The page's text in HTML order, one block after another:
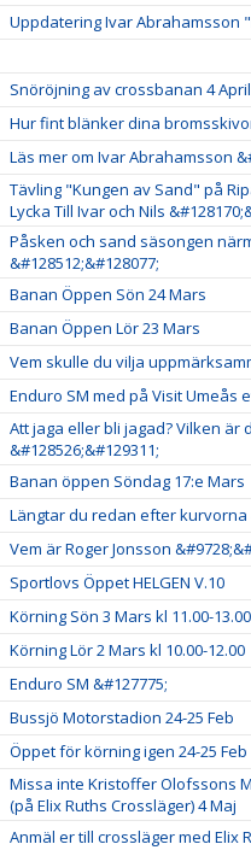
Uppdatering Ivar Abrahamsson
Snöröjning av crossbanan 4 April
Hur fint blänker dina
Läs mer om Ivar Abrahamsson
Tävling "Kungen av Sand" på
Lycka Till Ivar och Nils
Påsken och sand säsongen
&#128512;&#128077;
Banan Öppen Sön 24 Mars
Banan Öppen Lör 23 Mars
Vem skulle du vilja
Enduro SM med på Visit Umeås
Att jaga eller bli jagad? Vilken är
&#128526;&#129311;
Banan öppen Söndag 17:e Mars
Längtar du redan efter kurvorna
Vem är Roger Jonsson
Sportlovs Öppet HELGEN V.10
Körning Sön 3 Mars kl 11.00-13.00
Körning Lör 2 Mars kl 10.00-12.00
Enduro SM &#127775;
Bussjö Motorstadion 24-25 Feb
Öppet för körning igen 24-25 Feb
Missa inte Kristoffer Olofssons
(på Elix Ruths Crossläger) 4 Maj
Anmäl er till crossläger med Elix